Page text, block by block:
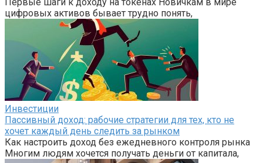
цифровых активов бывает трудно понять,
Инвестиции
Пассивный доход: рабочие стратегии для тех, кто не
хочет каждый день следить за рынком
Как настроить доход без ежедневного контроля рынка
Многим людям хочется получать деньги от капитала,